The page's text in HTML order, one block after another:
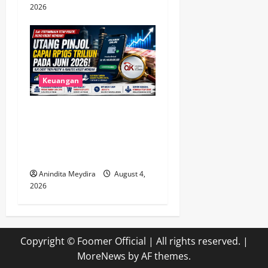
2026
Keuangan
Anindita Meydira
August 4,
2026
Copyright © Foomer Official | All rights reserved. |
MoreNews by AF themes.